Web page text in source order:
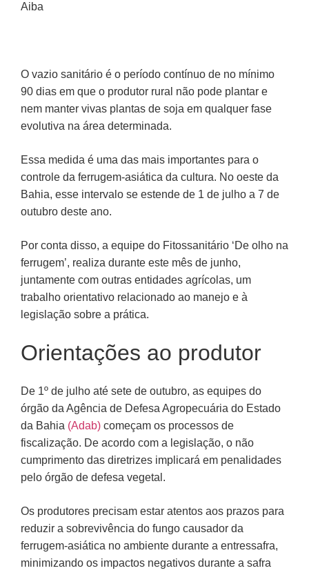
Aiba
O vazio sanitário é o período contínuo de no mínimo
90 dias em que o produtor rural não pode plantar e
nem manter vivas plantas de soja em qualquer fase
evolutiva na área determinada.
Essa medida é uma das mais importantes para o
controle da ferrugem-asiática da cultura. No oeste da
Bahia, esse intervalo se estende de 1 de julho a 7 de
outubro deste ano.
Por conta disso, a equipe do Fitossanitário ‘De olho na
ferrugem’, realiza durante este mês de junho,
juntamente com outras entidades agrícolas, um
trabalho orientativo relacionado ao manejo e à
legislação sobre a prática.
Orientações ao produtor
De 1º de julho até sete de outubro, as equipes do
órgão da Agência de Defesa Agropecuária do Estado
da Bahia (Adab) começam os processos de
fiscalização. De acordo com a legislação, o não
cumprimento das diretrizes implicará em penalidades
pelo órgão de defesa vegetal.
Os produtores precisam estar atentos aos prazos para
reduzir a sobrevivência do fungo causador da
ferrugem-asiática no ambiente durante a entressafra,
minimizando os impactos negativos durante a safra